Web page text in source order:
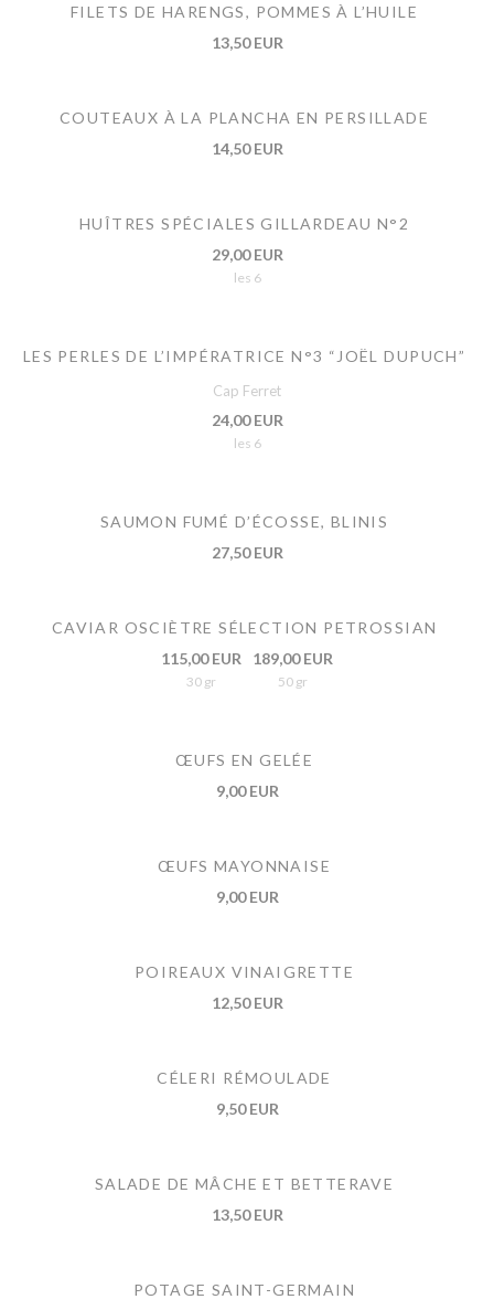
FILETS DE HARENGS, POMMES À L’HUILE
13,50 EUR
COUTEAUX À LA PLANCHA EN PERSILLADE
14,50 EUR
HUÎTRES SPÉCIALES GILLARDEAU N°2
29,00 EUR
les 6
LES PERLES DE L’IMPÉRATRICE N°3 “JOËL DUPUCH”
Cap Ferret
24,00 EUR
les 6
SAUMON FUMÉ D’ÉCOSSE, BLINIS
27,50 EUR
CAVIAR OSCIÈTRE SÉLECTION PETROSSIAN
115,00 EUR
30 gr
189,00 EUR
50 gr
ŒUFS EN GELÉE
9,00 EUR
ŒUFS MAYONNAISE
9,00 EUR
POIREAUX VINAIGRETTE
12,50 EUR
CÉLERI RÉMOULADE
9,50 EUR
SALADE DE MÂCHE ET BETTERAVE
13,50 EUR
POTAGE SAINT-GERMAIN